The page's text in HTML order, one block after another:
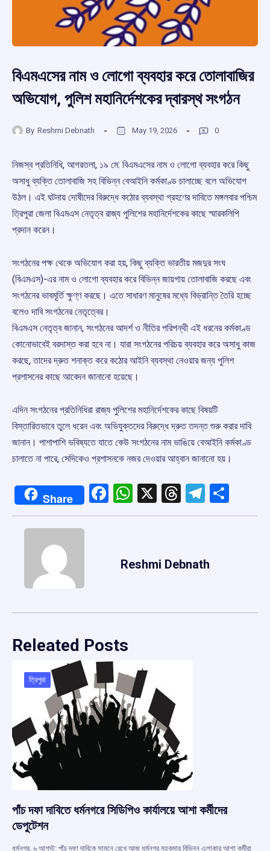
বিএমএসের নাম ও লোগো ব্যবহার করে তোলাবাজির
অভিযোগ, পুলিশ মহানির্দেশকের দ্বারস্থ সংগঠন
By Reshmi Debnath May 19, 2026 0
নিজস্ব প্রতিনিধি, আগরতলা, ১৯ মে: বিএমএসের নাম ও লোগো ব্যবহার করে কিছু
অসাধু ব্যক্তি তোলাবাজি সহ বিভিন্ন বেআইনি কর্মকাণ্ড চালাচ্ছে বলে অভিযোগ
উঠল। এই ঘটনায় দোষীদের বিরুদ্ধে কঠোর ব্যবস্থা গ্রহণের দাবিতে মঙ্গলবার পশ্চিম
ত্রিপুরা জেলা বিএমএস নেতৃত্ব রাজ্য পুলিশের মহানির্দেশকের কাছে স্মারকলিপি
প্রদান করেন।
সংগঠনের পক্ষ থেকে অভিযোগ করা হয়, কিছু ব্যক্তি ভারতীয় মজদুর সংঘ
(বিএমএস)-এর নাম ও লোগো ব্যবহার করে বিভিন্ন জায়গায় তোলাবাজি করছে এবং
সংগঠনের ভাবমূর্তি ক্ষুণ্ণ করছে। এতে সাধারণ মানুষের মধ্যে বিভ্রান্তি তৈরি হচ্ছে
বলেও দাবি সংগঠনের নেতৃত্বের।
বিএমএস নেতৃত্ব জানান, সংগঠনের আদর্শ ও নীতির পরিপন্থী এই ধরনের কর্মকাণ্ড
কোনোভাবেই বরদাস্ত করা হবে না। যারা সংগঠনের পরিচয় ব্যবহার করে অসাধু কাজ
করছে, তাদের দ্রুত শনাক্ত করে কঠোর আইনি ব্যবস্থা নেওয়ার জন্য পুলিশ
প্রশাসনের কাছে আবেদন জানানো হয়েছে।
এদিন সংগঠনের প্রতিনিধিরা রাজ্য পুলিশের মহানির্দেশকের কাছে বিষয়টি
বিস্তারিতভাবে তুলে ধরেন এবং অভিযুক্তদের বিরুদ্ধে দ্রুত তদন্ত শুরু করার দাবি
জানান। পাশাপাশি ভবিষ্যতে যাতে কেউ সংগঠনের নাম ভাঙিয়ে বেআইনি কর্মকাণ্ড
চালাতে না পারে, সেদিকেও প্রশাসনকে নজর দেওয়ার আহ্বান জানানো হয়।
Share Facebook
WhatsApp
X Threads
Reshmi Debnath
Releated Posts
ত্রিপুরা
পাঁচ দফা দাবিতে ধর্মনগরে সিডিপিও কার্যালয়ে আশা কর্মীদের
ডেপুটেশন
ধর্মনগর, ৬ আগস্ট: পাঁচ দফা দাবিকে সামনে রেখে আজ ধর্মনগর মহকুমার বিভিন্ন এলাকার আশা কর্মীরা